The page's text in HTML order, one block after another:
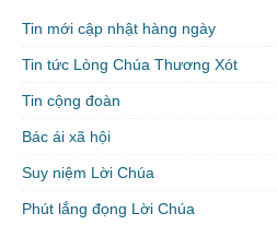
Tin mới cập nhật hàng ngày
Tin tức Lòng Chúa Thương Xót
Tin cộng đoàn
Bác ái xã hội
Suy niệm Lời Chúa
Phút lắng đọng Lời Chúa